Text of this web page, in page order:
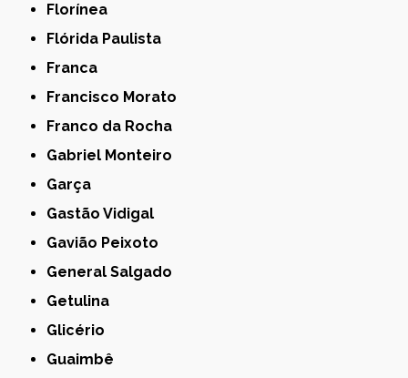
Florínea
Flórida Paulista
Franca
Francisco Morato
Franco da Rocha
Gabriel Monteiro
Garça
Gastão Vidigal
Gavião Peixoto
General Salgado
Getulina
Glicério
Guaimbê